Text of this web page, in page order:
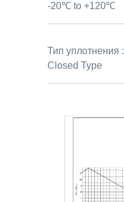
-20℃ to +120℃
Тип уплотнения :
Closed Type